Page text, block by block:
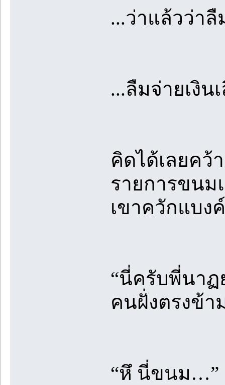
...ว่าแล้วว่า
...ลืมจ่ายเงิ
คิดได้เลยคว้
รายการขนม
เขาควักแบง
“นี่ครับพี่นาฏ
คนฝั่งตรงข้า
“หึ นี่ขนม…”